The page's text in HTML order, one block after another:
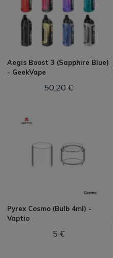
Aegis Boost 3 (Sapphire Blue)
- GeekVape
50,20 €
Pyrex Cosmo (Bulb 4ml) -
Vaptio
5 €